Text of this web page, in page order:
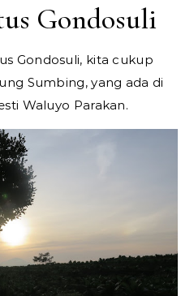
Gondosuli
Gondosuli, kita cukup
Sumbing, yang ada di
Waluyo Parakan.